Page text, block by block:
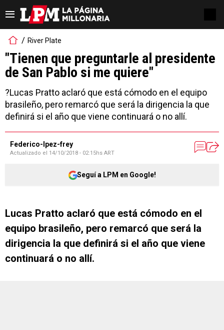
River Plate
"Tienen que preguntarle al presidente
de San Pablo si me quiere"
?Lucas Pratto aclaró que está cómodo en el equipo
brasileño, pero remarcó que será la dirigencia la que
definirá si el año que viene continuará o no allí.
Federico-lpez-frey
Actualizado el 14/10/2018 - 02:15hs ART
Seguí a LPM en Google!
Lucas Pratto aclaró que está cómodo en el
equipo brasileño, pero remarcó que será la
dirigencia la que definirá si el año que viene
continuará o no allí.